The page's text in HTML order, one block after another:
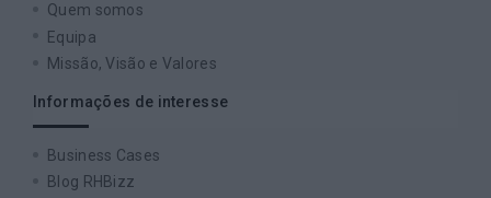
Quem somos
Equipa
Missão, Visão e Valores
Informações de interesse
Business Cases
Blog RHBizz